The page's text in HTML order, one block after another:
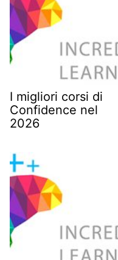
I migliori corsi di
Confidence nel
2026